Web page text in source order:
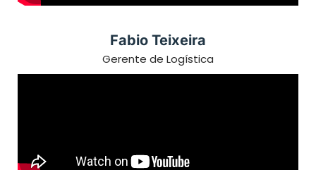
Fabio Teixeira
Gerente de Logística